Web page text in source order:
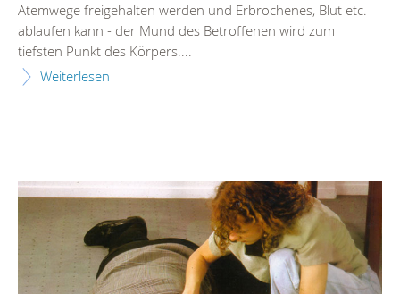
Atemwege freigehalten werden und Erbrochenes, Blut etc.
ablaufen kann - der Mund des Betroffenen wird zum
tiefsten Punkt des Körpers....
Weiterlesen